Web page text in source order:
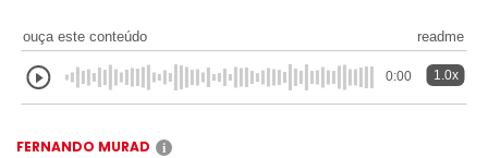
ouça este conteúdo readme
0:00 1.0x
FERNANDO MURAD i